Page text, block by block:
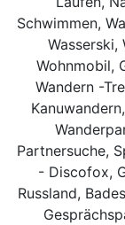
Schwimmen,
Wasserski,
Wohnmobil,
Wandern -
Partnersuche,
- Discofox,
Russland,